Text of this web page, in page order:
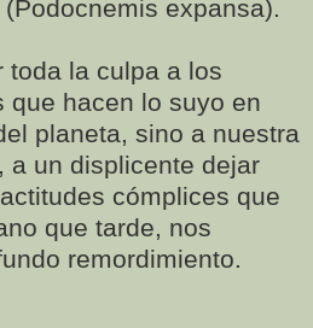
expansa).
toda la culpa a los
que hacen lo suyo en
planeta, sino a nuestra
a un displicente dejar
cómplices que
que tarde, nos
remordimiento.